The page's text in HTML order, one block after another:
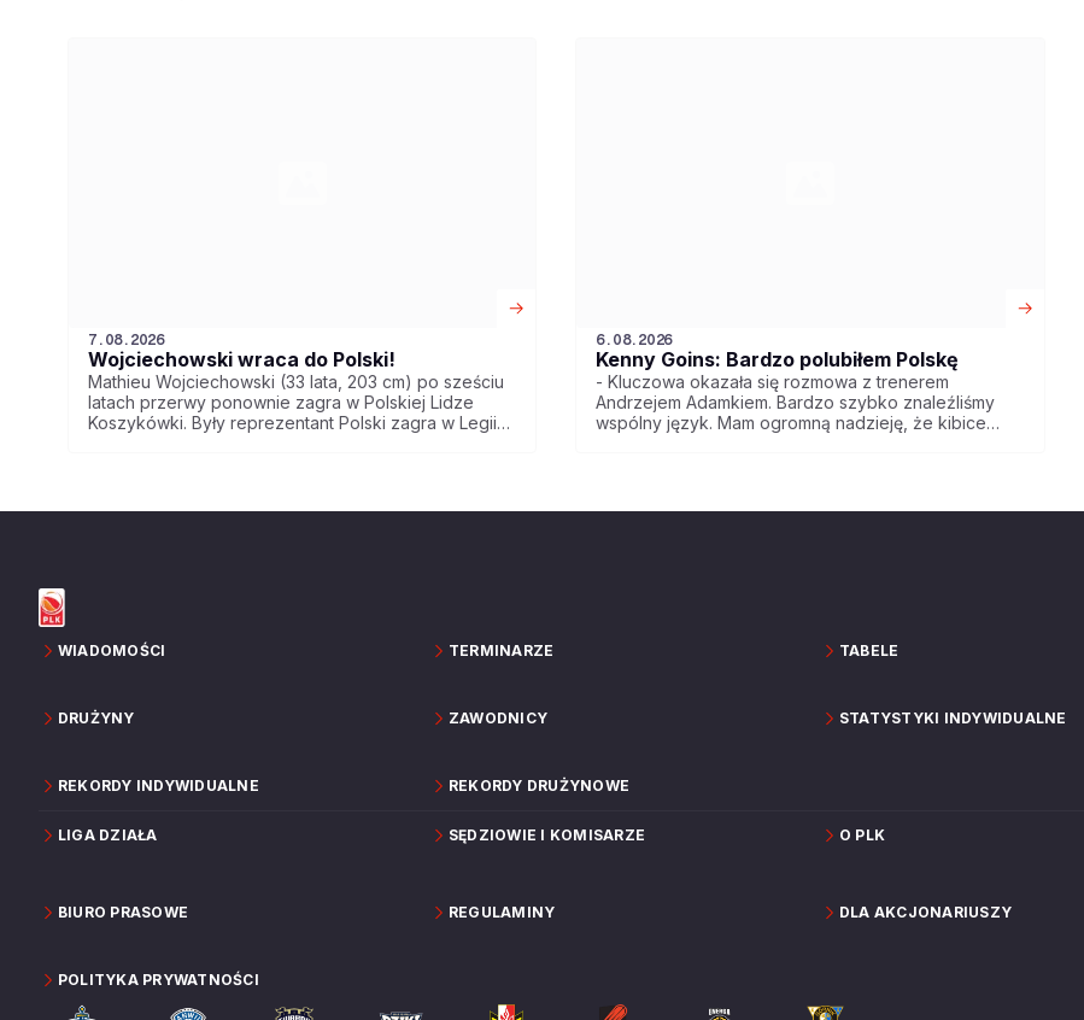
7.08.2026
Wojciechowski wraca do Polski!
Mathieu Wojciechowski (33 lata, 203 cm) po sześciu
latach przerwy ponownie zagra w Polskiej Lidze
Koszykówki. Były reprezentant Polski zagra w Legii
6.08.2026
Kenny Goins: Bardzo polubiłem Polskę
- Kluczowa okazała się rozmowa z trenerem
Andrzejem Adamkiem. Bardzo szybko znaleźliśmy
wspólny język. Mam ogromną nadzieję, że kibice
WIADOMOŚCI TERMINARZE TABELE
DRUŻYNY ZAWODNICY STATYSTYKI INDYWIDUALNE
REKORDY INDYWIDUALNE REKORDY DRUŻYNOWE
LIGA DZIAŁA SĘDZIOWIE I KOMISARZE O PLK
BIURO PRASOWE REGULAMINY DLA AKCJONARIUSZY
POLITYKA PRYWATNOŚCI